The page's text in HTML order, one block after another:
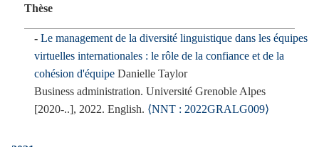
Thèse
Le management de la diversité linguistique dans les équipes
virtuelles internationales : le rôle de la confiance et de la
cohésion d'équipe Danielle Taylor
Business administration. Université Grenoble Alpes
[2020-..], 2022. English. ⟨NNT : 2022GRALG009⟩